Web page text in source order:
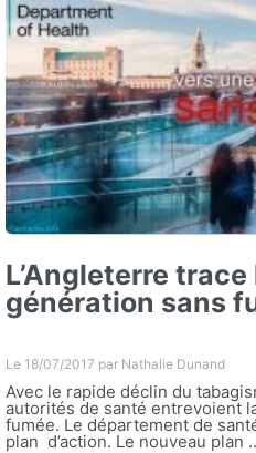
L’Angleterre
génération sans
Le 18/07/2017 par Nathalie Dunand
Avec le rapide déclin du
autorités de santé entrevoient
fumée. Le département de
plan d’action. Le nouveau plan